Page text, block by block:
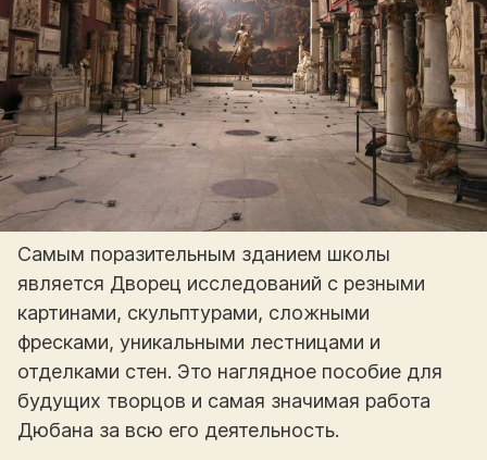
Самым поразительным зданием школы
является Дворец исследований с резными
картинами, скульптурами, сложными
фресками, уникальными лестницами и
отделками стен. Это наглядное пособие для
будущих творцов и самая значимая работа
Дюбана за всю его деятельность.